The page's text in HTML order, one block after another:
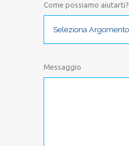
Come possiamo aiutarti?
Messaggio